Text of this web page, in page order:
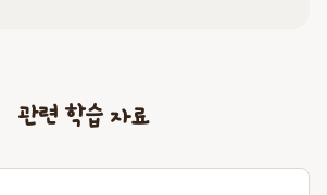
관련 학습 자료